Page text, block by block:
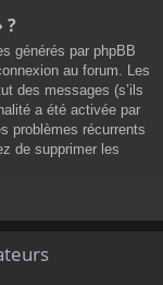
?
générés par phpBB
au forum. Les
des messages (s’ils
a été activée par
problèmes récurrents
de supprimer les